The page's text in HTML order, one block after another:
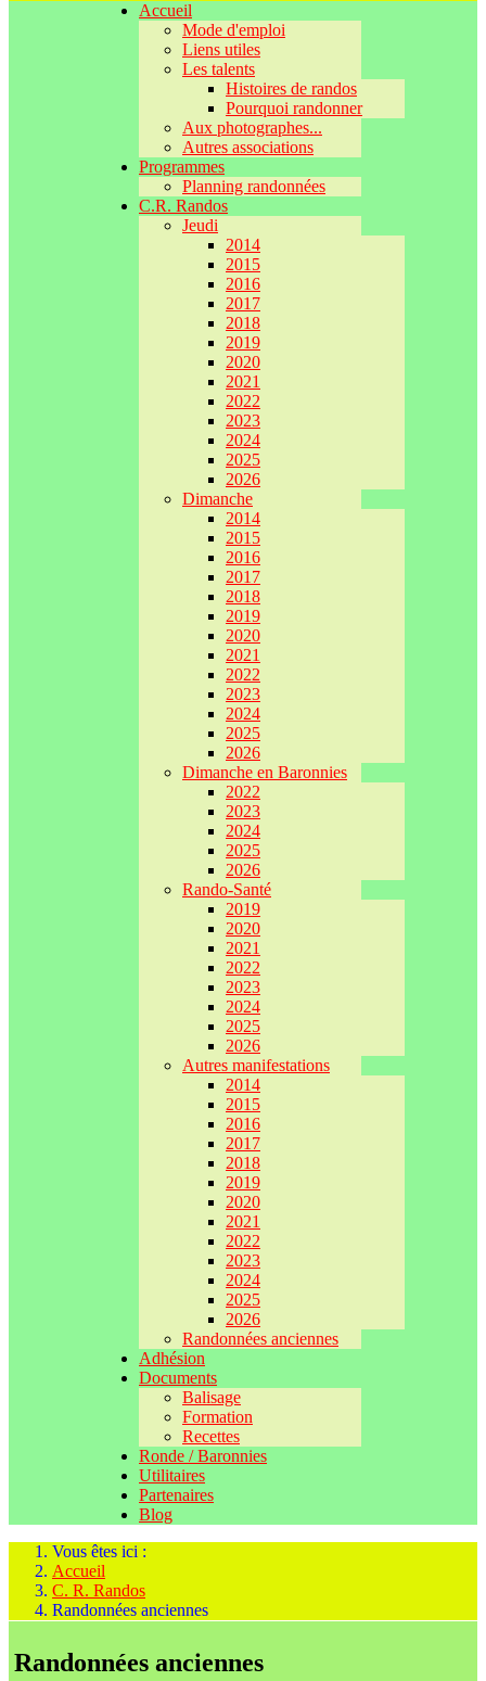
Accueil
Mode d'emploi
Liens utiles
Les talents
Histoires de randos
Pourquoi randonner
Aux photographes...
Autres associations
Programmes
Planning randonnées
C.R. Randos
Jeudi
2014
2015
2016
2017
2018
2019
2020
2021
2022
2023
2024
2025
2026
Dimanche
2014
2015
2016
2017
2018
2019
2020
2021
2022
2023
2024
2025
2026
Dimanche en Baronnies
2022
2023
2024
2025
2026
Rando-Santé
2019
2020
2021
2022
2023
2024
2025
2026
Autres manifestations
2014
2015
2016
2017
2018
2019
2020
2021
2022
2023
2024
2025
2026
Randonnées anciennes
Adhésion
Documents
Balisage
Formation
Recettes
Ronde / Baronnies
Utilitaires
Partenaires
Blog
Vous êtes ici :
Accueil
C. R. Randos
Randonnées anciennes
Randonnées anciennes